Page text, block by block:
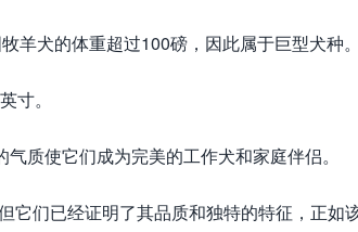
羊犬的体重超过100磅，因此属于巨型犬种。
寸。
质使它们成为完美的工作犬和家庭伴侣。
它们已经证明了其品质和独特的特征，正如